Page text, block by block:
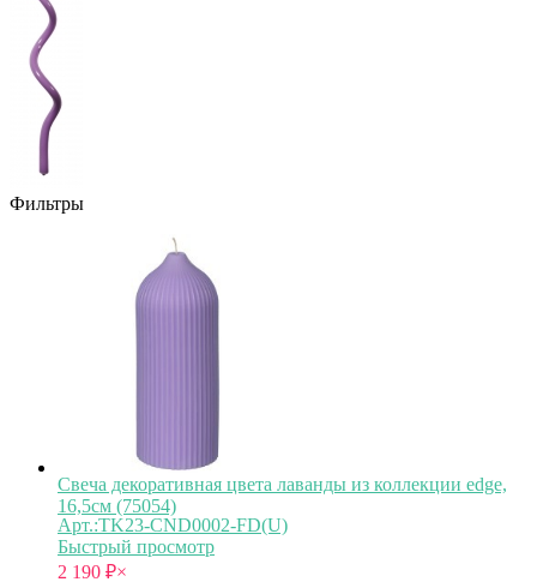
Фильтры
Свеча декоративная цвета лаванды из коллекции edge,
16,5см (75054)
Арт.:TK23-CND0002-FD(U)
Быстрый просмотр
2 190 ₽×